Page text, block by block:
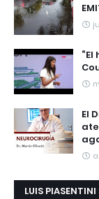
El
LUIS PIASENTINI